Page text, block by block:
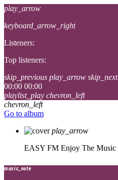
play_arrow
keyboard_arrow_right
Listeners:
Top listeners:
skip_previous play_arrow skip_next
00:00 00:00
playlist_play chevron_left
chevron_left
Go to album
play_arrow
EASY FM Enjoy The Music
music_note